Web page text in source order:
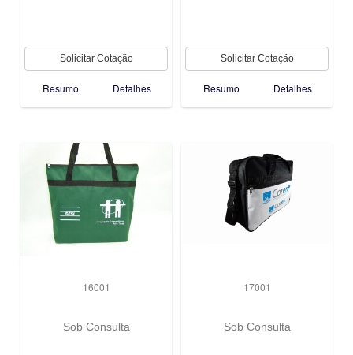
Resumo Detalhes Resumo Detalhes
16001
Sob Consulta
17001
Sob Consulta